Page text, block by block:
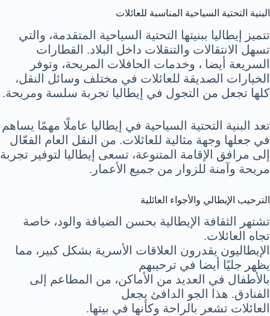
البنية التحتية السياحية المناسبة للعائلات
تتميز إيطاليا ببنيتها التحتية السياحية المتقدمة، والتي
تسهل الانتقالات والتنقلات داخل البلاد. القطارات
السريعة أيضا ، وخدمات الحافلات المريحة، وتوفر
الخيارات الصديقة للعائلات في مختلف وسائل النقل،
كلها تجعل من التجول في إيطاليا تجربة سلسة ومريحة.
تعد البنية التحتية السياحية في إيطاليا عاملًا مهمًا يساهم
في جعلها وجهة مثالية للعائلات. من النقل العام الفعّال
إلى مرافق الإقامة المتنوعة، تسعى إيطاليا لتوفير تجربة
مريحة وآمنة للزوار من جميع الأعمار.
الترحيب الإيطالي والأجواء العائلية
تشتهر الثقافة الإيطالية بحسن الضيافة والود، خاصة
تجاه العائلات.
الإيطاليون يقدرون العلاقات الأسرية بشكل كبير، مما
يظهر جليًا أيضا في ترحيبهم
بالأطفال في العديد من الأماكن، من المطاعم إلى
الفنادق. هذا الجو الدافئ يجعل
العائلات تشعر بالراحة وكأنها في بيتها.